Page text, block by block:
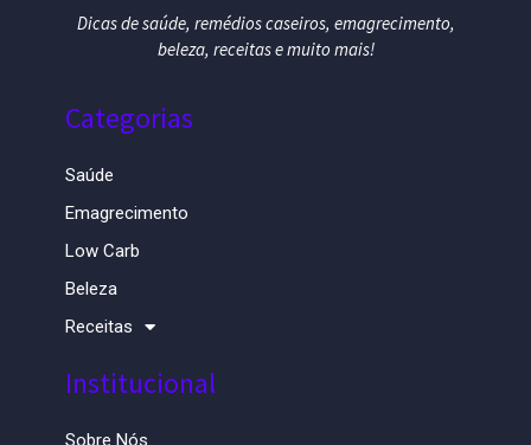
Dicas de saúde, remédios caseiros, emagrecimento,
beleza, receitas e muito mais!
Categorias
Saúde
Emagrecimento
Low Carb
Beleza
Receitas
Institucional
Sobre Nós